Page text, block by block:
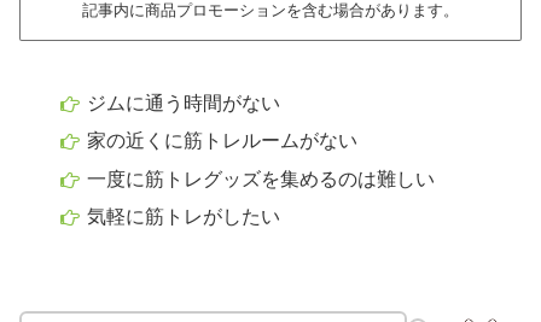
記事内に商品プロモーションを含む場合があります。
ジムに通う時間がない
家の近くに筋トレルームがない
一度に筋トレグッズを集めるのは難しい
気軽に筋トレがしたい